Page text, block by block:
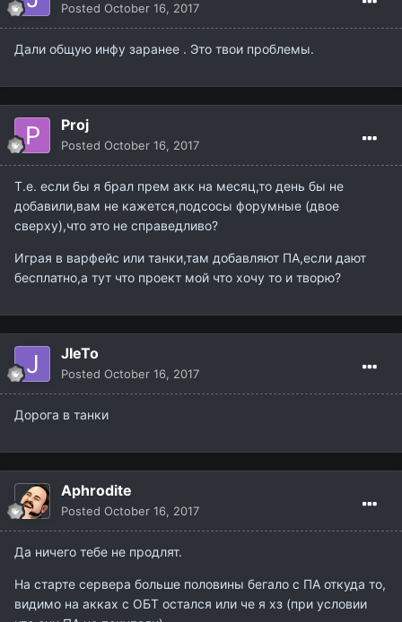
Posted October 16, 2017
Дали общую инфу заранее . Это твои проблемы.
Proj
Posted October 16, 2017
Т.е. если бы я брал прем акк на месяц,то день бы не
добавили,вам не кажется,подсосы форумные (двое
сверху),что это не справедливо?
Играя в варфейс или танки,там добавляют ПА,если дают
бесплатно,а тут что проект мой что хочу то и творю?
JIeTo
Posted October 16, 2017
Дорога в танки
Aphrodite
Posted October 16, 2017
Да ничего тебе не продлят.
На старте сервера больше половины бегало с ПА откуда то,
видимо на акках с ОБТ остался или че я хз (при условии